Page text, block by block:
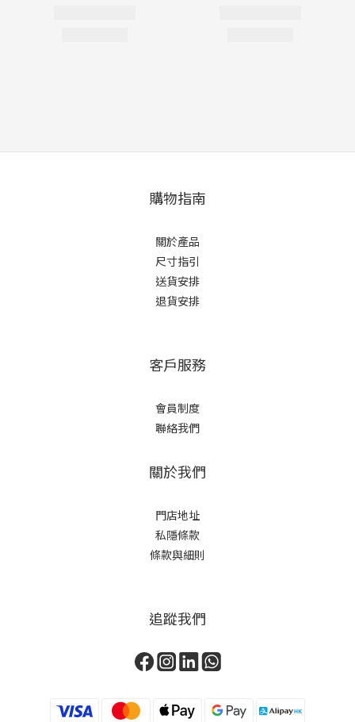
購物指南
關於產品
尺寸指引
送貨安排
退貨安排
客戶服務
會員制度
聯絡我們
關於我們
門店地址
私隱條款
條款與細則
追蹤我們